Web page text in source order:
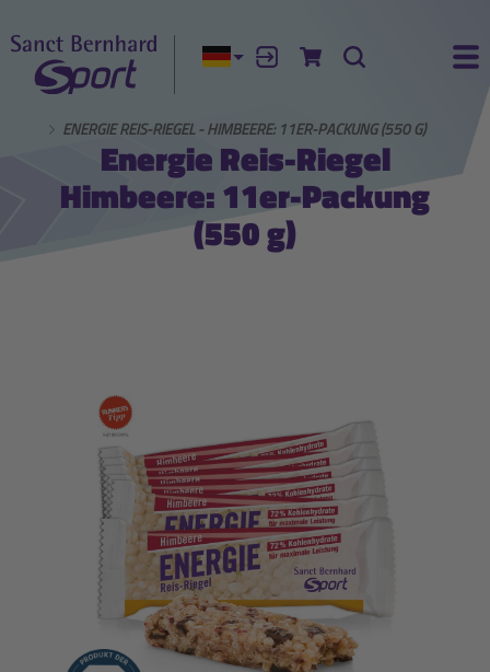
Aktuelle Sprache:
AnmeldenZum Warenkorb
Suche
ENERGIE REIS-RIEGEL - HIMBEERE: 11ER-PACKUNG (550 G)
Energie Reis-Riegel
Himbeere: 11er-Packung
(550 g)